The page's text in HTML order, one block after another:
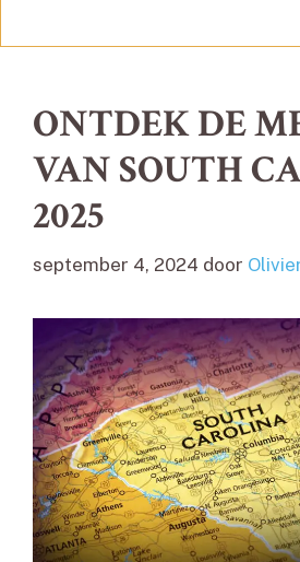
ONTDEK DE
VAN SOUTH
2025
september 4, 2024 door